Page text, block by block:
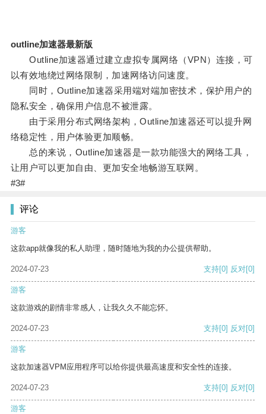
outline加速器最新版
Outline加速器通过建立虚拟专属网络（VPN）连接，可
以有效地绕过网络限制，加速网络访问速度。
同时，Outline加速器采用端对端加密技术，保护用户的
隐私安全，确保用户信息不被泄露。
由于采用分布式网络架构，Outline加速器还可以提升网
络稳定性，用户体验更加顺畅。
总的来说，Outline加速器是一款功能强大的网络工具，
让用户可以更加自由、更加安全地畅游互联网。
#3#
评论
游客
这款app就像我的私人助理，随时随地为我的办公提供帮助。
2024-07-23 支持[0] 反对[0]
游客
这款游戏的剧情非常感人，让我久久不能忘怀。
2024-07-23 支持[0] 反对[0]
游客
这款加速器VPM应用程序可以给你提供最高速度和安全性的连接。
2024-07-23 支持[0] 反对[0]
游客